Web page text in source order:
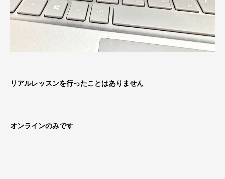
リアルレッスンを行ったことはありません
オンラインのみです